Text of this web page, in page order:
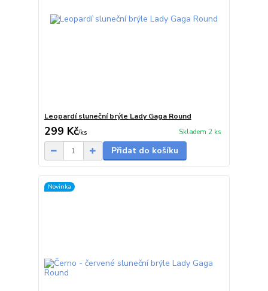
Leopardí sluneční brýle Lady Gaga Round
299 Kč/ks Skladem 2 ks
Přidat do košíku
Novinka